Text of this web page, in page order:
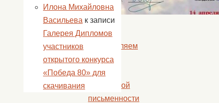
«
Поздравляем
с
Днем
славянской
письменности
Илона Михайловна
Васильева к записи
Галерея Дипломов
участников
открытого конкурса
«Победа 80» для
скачивания